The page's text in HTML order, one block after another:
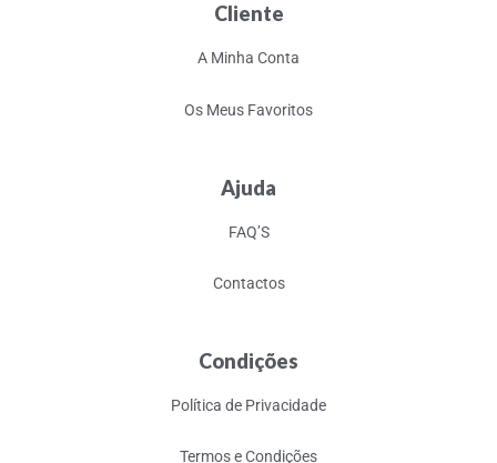
Cliente
A Minha Conta
Os Meus Favoritos
Ajuda
FAQ’S
Contactos
Condições
Política de Privacidade
Termos e Condições